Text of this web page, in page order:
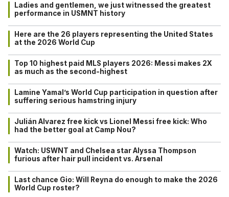
Ladies and gentlemen, we just witnessed the greatest
performance in USMNT history
Here are the 26 players representing the United States
at the 2026 World Cup
Top 10 highest paid MLS players 2026: Messi makes 2X
as much as the second-highest
Lamine Yamal’s World Cup participation in question after
suffering serious hamstring injury
Julián Alvarez free kick vs Lionel Messi free kick: Who
had the better goal at Camp Nou?
Watch: USWNT and Chelsea star Alyssa Thompson
furious after hair pull incident vs. Arsenal
Last chance Gio: Will Reyna do enough to make the 2026
World Cup roster?